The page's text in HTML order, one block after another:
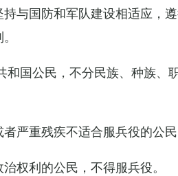
与国防和军队建设相适应，
和国公民，不分民族、种族、
严重残疾不适合服兵役的公民
权利的公民，不得服兵役。